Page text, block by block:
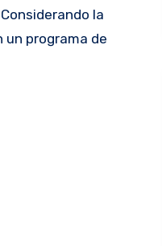
la
un programa de